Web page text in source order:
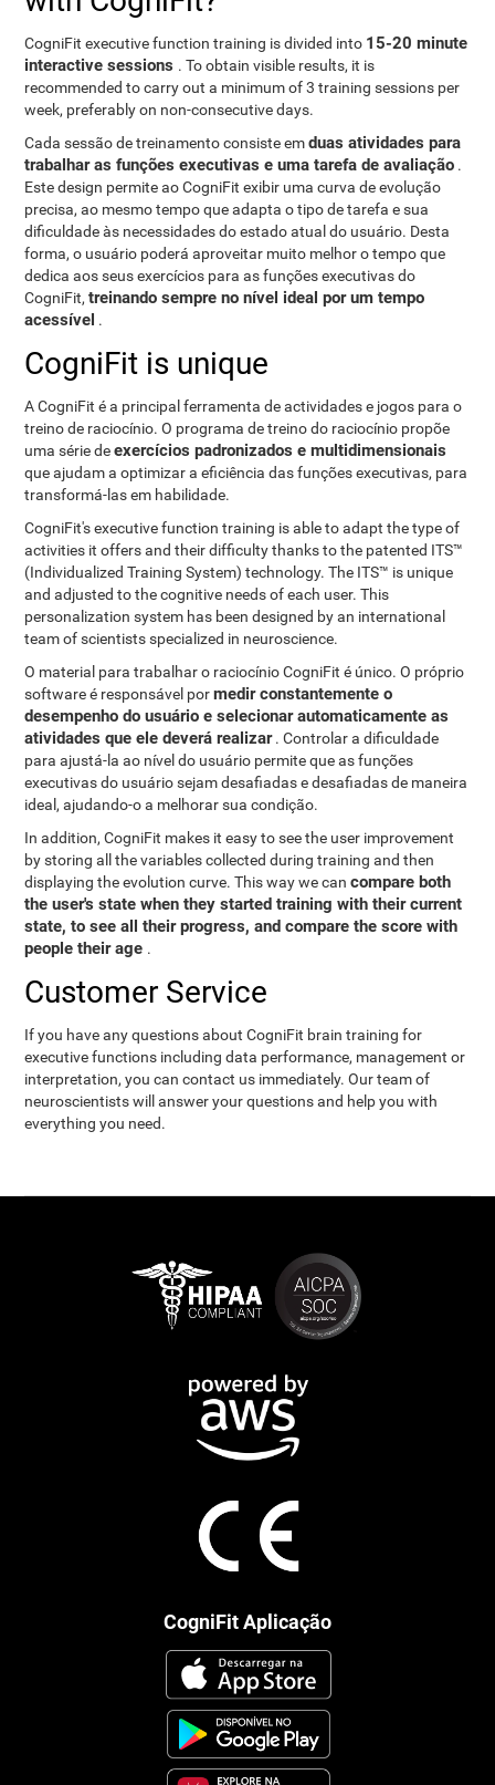
CogniFit executive function training is divided into 15-20 minute
interactive sessions . To obtain visible results, it is
recommended to carry out a minimum of 3 training sessions per
week, preferably on non-consecutive days.
Cada sessão de treinamento consiste emduas atividades para
trabalhar as funções executivas e uma tarefa de avaliação .
Este design permite ao CogniFit exibir uma curva de evolução
precisa, ao mesmo tempo que adapta o tipo de tarefa e sua
dificuldade às necessidades do estado atual do usuário. Desta
forma, o usuário poderá aproveitar muito melhor o tempo que
dedica aos seus exercícios para as funções executivas do
CogniFit,treinando sempre no nível ideal por um tempo
acessível .
CogniFit is unique
A CogniFit é a principal ferramenta de actividades e jogos para o
treino de raciocínio. O programa de treino do raciocínio propõe
uma série deexercícios padronizados e multidimensionais
que ajudam a optimizar a eficiência das funções executivas, para
transformá-las em habilidade.
CogniFit's executive function training is able to adapt the type of
activities it offers and their difficulty thanks to the patented ITS™
(Individualized Training System) technology. The ITS™ is unique
and adjusted to the cognitive needs of each user. This
personalization system has been designed by an international
team of scientists specialized in neuroscience.
O material para trabalhar o raciocínio CogniFit é único. O próprio
software é responsável pormedir constantemente o
desempenho do usuário e selecionar automaticamente as
atividades que ele deverá realizar. Controlar a dificuldade
para ajustá-la ao nível do usuário permite que as funções
executivas do usuário sejam desafiadas e desafiadas de maneira
ideal, ajudando-o a melhorar sua condição.
In addition, CogniFit makes it easy to see the user improvement
by storing all the variables collected during training and then
displaying the evolution curve. This way we cancompare both
the user's state when they started training with their current
state, to see all their progress, and compare the score with
people their age .
Customer Service
If you have any questions about CogniFit brain training for
executive functions including data performance, management or
interpretation, you can contact us immediately. Our team of
neuroscientists will answer your questions and help you with
everything you need.
CogniFit Aplicação